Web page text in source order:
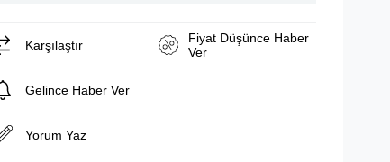
Karşılaştır
Fiyat Düşünce Haber
Ver
Gelince Haber Ver
Yorum Yaz